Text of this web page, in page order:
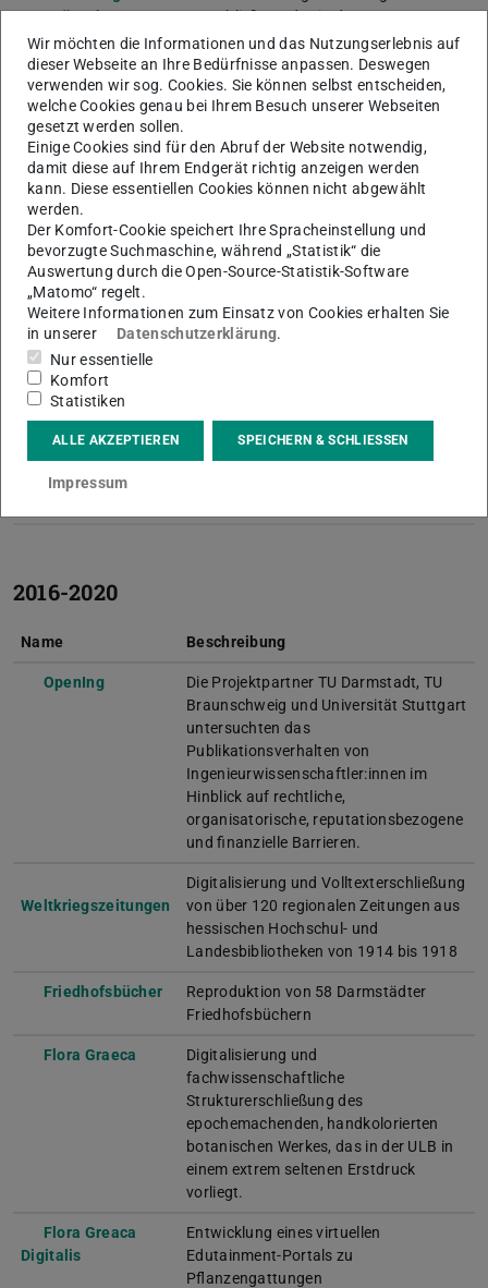
von Hüpsch
Erschließung des in der ULB
Darmstadt aufbewahrten Nachlasses
von Jean Guillaume Adolphe Fiacre
Honvlez alias „Baron Adolf von
Hüpsch“ (1730-1805).
Unterstützung des
High-Tech-
Standortes Hessen
durch IP-Schulungen
und – Recherchen für
Hochschulangehörige
und Gründer an der
TU
Das Projekt „Europäischer Fond für
regionale Entwicklung“ kurz EFRE-
Projekt, ist eine Investition der
„Unterstützung des High-Tech-
Standortes Hessen durch Intellectual
Property-Schulungen und -Recherchen
für Hochschulangehörige und
Gründer:innen an der TU Darmstadt“
Kooperative
Bibliotheksnutzung
mit Folio
Source Bibliothekssystem FOLIO.
VD17-
Digitalisierung
Digitalisierung der Drucke des 17. Jh
2016-2020
Name Beschreibung
OpenIng
Die Projektpartner TU Darmstadt, TU
Braunschweig und Universität Stuttgart
untersuchten das
Publikationsverhalten von
Ingenieurwissenschaftler:innen im
Hinblick auf rechtliche,
organisatorische, reputationsbezogene
und finanzielle Barrieren.
Weltkriegszeitungen
Digitalisierung und Volltexterschließung
von über 120 regionalen Zeitungen aus
hessischen Hochschul- und
Landesbibliotheken von 1914 bis 1918
Friedhofsbücher
Reproduktion von 58 Darmstädter
Friedhofsbüchern
Flora Graeca
Digitalisierung und
fachwissenschaftliche
Strukturerschließung des
epochemachenden, handkolorierten
botanischen Werkes, das in der ULB in
einem extrem seltenen Erstdruck
vorliegt.
Flora Greaca
Digitalis
Entwicklung eines virtuellen
Edutainment-Portals zu
Pflanzengattungen
Wir möchten die Informationen und das Nutzungserlebnis auf
dieser Webseite an Ihre Bedürfnisse anpassen. Deswegen
verwenden wir sog. Cookies. Sie können selbst entscheiden,
welche Cookies genau bei Ihrem Besuch unserer Webseiten
gesetzt werden sollen.
Einige Cookies sind für den Abruf der Website notwendig,
damit diese auf Ihrem Endgerät richtig anzeigen werden
kann. Diese essentiellen Cookies können nicht abgewählt
werden.
Der Komfort-Cookie speichert Ihre Spracheinstellung und
bevorzugte Suchmaschine, während „Statistik“ die
Auswertung durch die Open-Source-Statistik-Software
„Matomo“ regelt.
Weitere Informationen zum Einsatz von Cookies erhalten Sie
in unserer
Datenschutzerklärung.
Nur essentielle
Komfort
Statistiken
ALLE AKZEPTIEREN SPEICHERN & SCHLIESSEN
Impressum